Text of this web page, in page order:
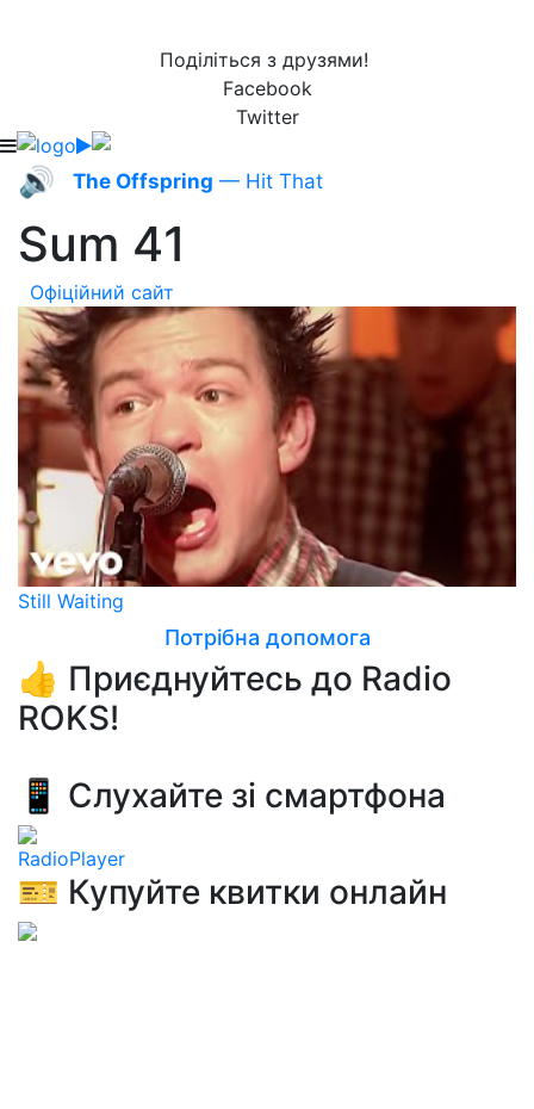
Поділіться з друзями!
Facebook
Twitter
🔊 The Offspring — Hit That
Sum 41
Офіційний сайт
Still Waiting
Потрібна допомога
👍 Приєднуйтесь до Radio
ROKS!
📱 Слухайте зі смартфона
RadioPlayer
🎫 Купуйте квитки онлайн